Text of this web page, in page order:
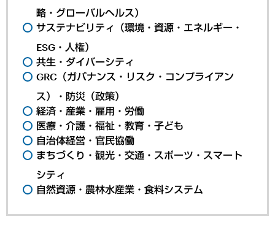
略・グローバルヘルス）
サステナビリティ（環境・資源・エネルギー・
ESG・人権）
共生・ダイバーシティ
GRC（ガバナンス・リスク・コンプライアン
ス）・防災（政策）
経済・産業・雇用・労働
医療・介護・福祉・教育・子ども
自治体経営・官民協働
まちづくり・観光・交通・スポーツ・スマート
シティ
自然資源・農林水産業・食料システム